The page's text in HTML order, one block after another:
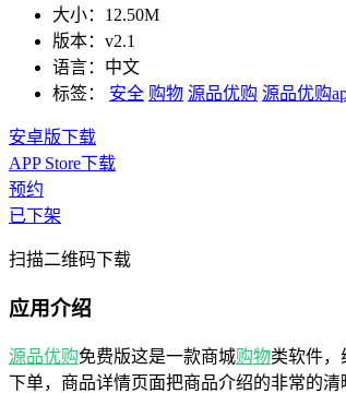
大小： 12.50M
版本： v2.1
语言： 中文
标签：
安全 购物 源品优购 源品优购
安卓版下载
APP Store下载
预约
已下架
扫描二维码下载
应用介绍
源品优购免费版这是一款商城购物类软件，
下单，商品详情页面把商品介绍的非常的